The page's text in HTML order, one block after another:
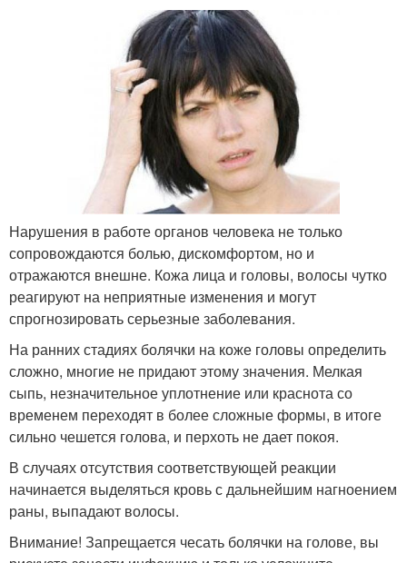
Нарушения в работе органов человека не только
сопровождаются болью, дискомфортом, но и
отражаются внешне. Кожа лица и головы, волосы чутко
реагируют на неприятные изменения и могут
спрогнозировать серьезные заболевания.
На ранних стадиях болячки на коже головы определить
сложно, многие не придают этому значения. Мелкая
сыпь, незначительное уплотнение или краснота со
временем переходят в более сложные формы, в итоге
сильно чешется голова, и перхоть не дает покоя.
В случаях отсутствия соответствующей реакции
начинается выделяться кровь с дальнейшим нагноением
раны, выпадают волосы.
Внимание! Запрещается чесать болячки на голове, вы